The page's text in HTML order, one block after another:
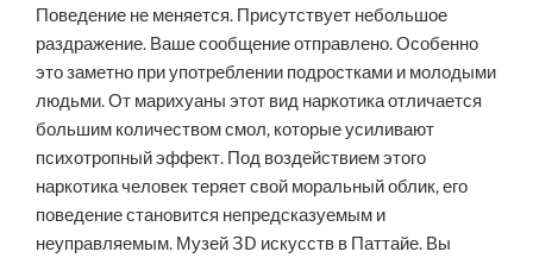
Поведение не меняется. Присутствует небольшое
раздражение. Ваше сообщение отправлено. Особенно
это заметно при употреблении подростками и молодыми
людьми. От марихуаны этот вид наркотика отличается
большим количеством смол, которые усиливают
психотропный эффект. Под воздействием этого
наркотика человек теряет свой моральный облик, его
поведение становится непредсказуемым и
неуправляемым. Музей 3D искусств в Паттайе. Вы